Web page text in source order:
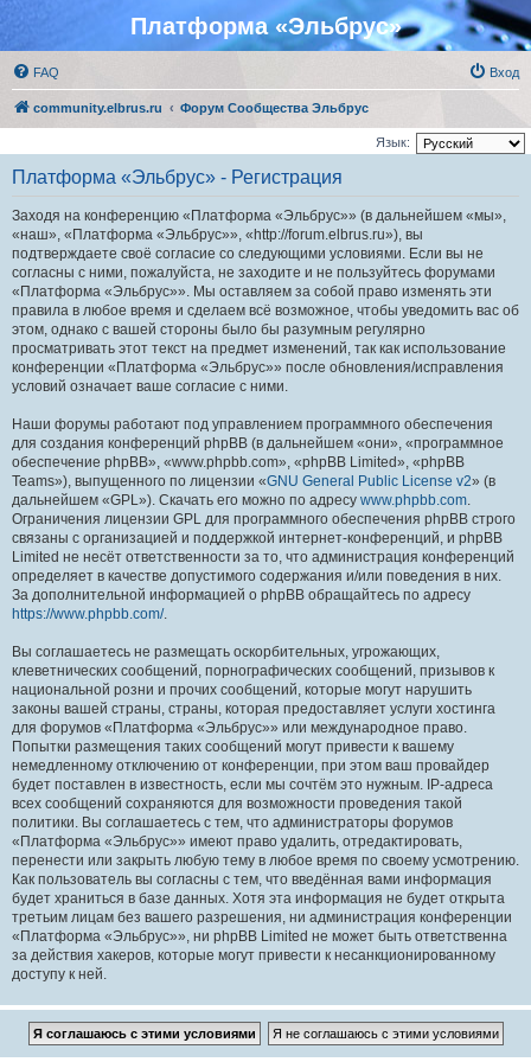
Платформа «Эльбрус»
FAQ Вход
community.elbrus.ru Форум Сообщества Эльбрус
Язык:
Платформа «Эльбрус» - Регистрация
Заходя на конференцию «Платформа «Эльбрус»» (в дальнейшем «мы»,
«наш», «Платформа «Эльбрус»», «http://forum.elbrus.ru»), вы
подтверждаете своё согласие со следующими условиями. Если вы не
согласны с ними, пожалуйста, не заходите и не пользуйтесь форумами
«Платформа «Эльбрус»». Мы оставляем за собой право изменять эти
правила в любое время и сделаем всё возможное, чтобы уведомить вас об
этом, однако с вашей стороны было бы разумным регулярно
просматривать этот текст на предмет изменений, так как использование
конференции «Платформа «Эльбрус»» после обновления/исправления
условий означает ваше согласие с ними.
Наши форумы работают под управлением программного обеспечения
для создания конференций phpBB (в дальнейшем «они», «программное
обеспечение phpBB», «www.phpbb.com», «phpBB Limited», «phpBB
Teams»), выпущенного по лицензии «GNU General Public License v2» (в
дальнейшем «GPL»). Скачать его можно по адресу www.phpbb.com.
Ограничения лицензии GPL для программного обеспечения phpBB строго
связаны с организацией и поддержкой интернет-конференций, и phpBB
Limited не несёт ответственности за то, что администрация конференций
определяет в качестве допустимого содержания и/или поведения в них.
За дополнительной информацией о phpBB обращайтесь по адресу
https://www.phpbb.com/.
Вы соглашаетесь не размещать оскорбительных, угрожающих,
клеветнических сообщений, порнографических сообщений, призывов к
национальной розни и прочих сообщений, которые могут нарушить
законы вашей страны, страны, которая предоставляет услуги хостинга
для форумов «Платформа «Эльбрус»» или международное право.
Попытки размещения таких сообщений могут привести к вашему
немедленному отключению от конференции, при этом ваш провайдер
будет поставлен в известность, если мы сочтём это нужным. IP-адреса
всех сообщений сохраняются для возможности проведения такой
политики. Вы соглашаетесь с тем, что администраторы форумов
«Платформа «Эльбрус»» имеют право удалить, отредактировать,
перенести или закрыть любую тему в любое время по своему усмотрению.
Как пользователь вы согласны с тем, что введённая вами информация
будет храниться в базе данных. Хотя эта информация не будет открыта
третьим лицам без вашего разрешения, ни администрация конференции
«Платформа «Эльбрус»», ни phpBB Limited не может быть ответственна
за действия хакеров, которые могут привести к несанкционированному
доступу к ней.